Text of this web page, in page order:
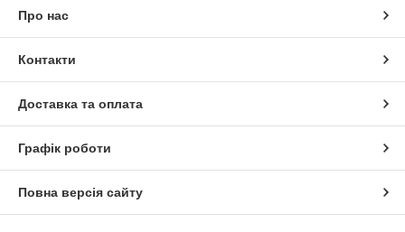
Про нас
Контакти
Доставка та оплата
Графік роботи
Повна версія сайту